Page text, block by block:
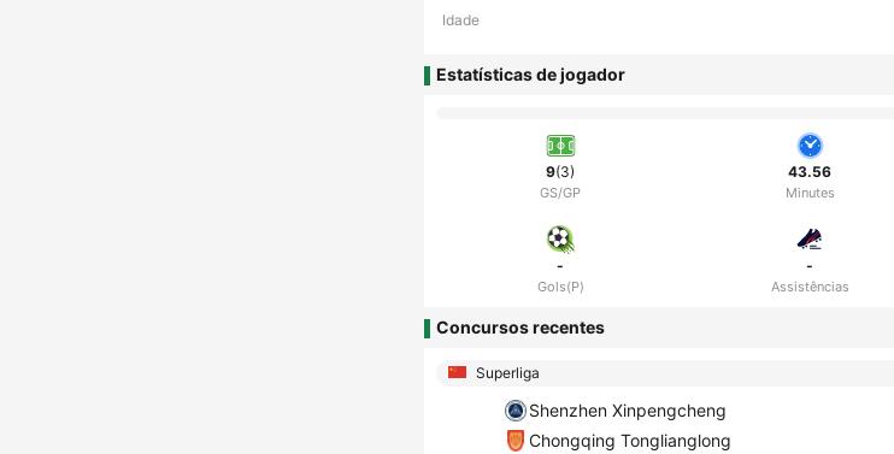
Idade
Estatísticas de jogador
9(3)
GS/GP
43.56
Minutes
-
Gols(P)
-
Assistências
Concursos recentes
Superliga
Shenzhen Xinpengcheng
Chongqing Tonglianglong